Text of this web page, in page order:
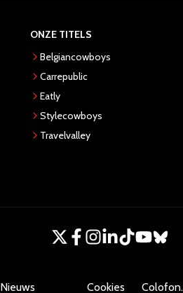
ONZE TITELS
Belgiancowboys
Carrepublic
Eatly
Stylecowboys
Travelvalley
Nieuws Cookies Colofon.